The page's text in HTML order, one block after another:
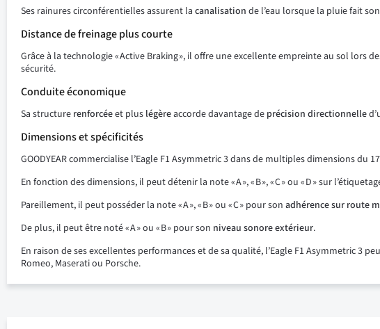
Ses rainures circonférentielles assurent la canalisation de l’eau lorsque la pluie fait
Distance de freinage plus courte
Grâce à la technologie « Active Braking », il offre une excellente empreinte au sol lors
sécurité.
Conduite économique
Sa structure renforcéeet plus légèreaccorde davantage de précision directionnelle
Dimensions et spécificités
GOODYEAR commercialise l’Eagle F1 Asymmetric 3 dans de multiples dimensions du
En fonction des dimensions, il peut détenir la note « A », « B », « C » ou « D » sur
Pareillement, il peut posséder la note « A », « B » ou « C » pour son adhérence sur route
De plus, il peut être noté « A » ou « B » pour son niveau sonore extérieur.
En raison de ses excellentes performances et de sa qualité, l’Eagle F1 Asymmetric 3
Romeo, Maserati ou Porsche.